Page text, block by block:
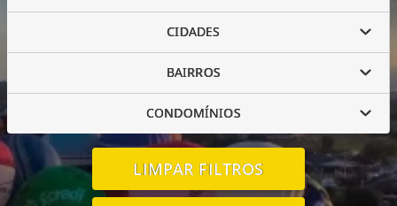
CIDADES
BAIRROS
CONDOMÍNIOS
LIMPAR FILTROS